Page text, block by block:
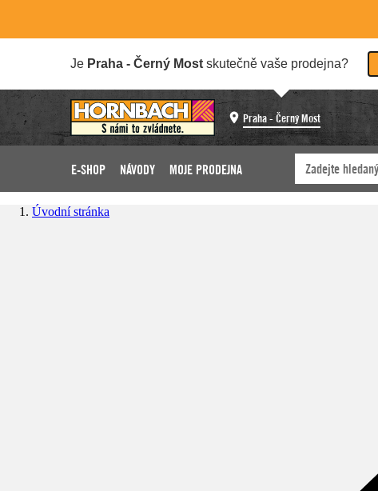
Je Praha - Černý Most skutečně vaše prodejna?
Praha - Černý Most
E-SHOP NÁVODY MOJE PRODEJNA
Úvodní stránka